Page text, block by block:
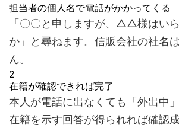
担当者の個人名で電話がかかってくる
「〇〇と申しますが、△△様はい
か」と尋ねます。信販会社の社名
ん。
2
在籍が確認できれば完了
本人が電話に出なくても「外出中
在籍を示す回答が得られれば確認成